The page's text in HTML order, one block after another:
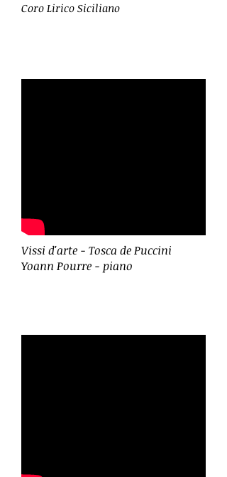
Coro Lirico Siciliano
Vissi d'arte - Tosca de Puccini
Yoann Pourre - piano